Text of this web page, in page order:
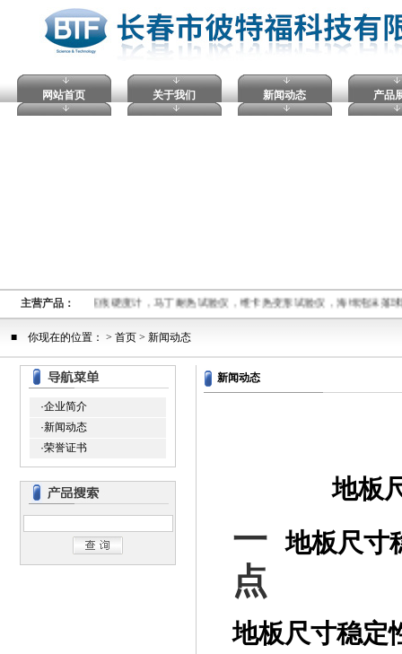
网站首页 关于我们 新闻动态 产品
主营产品：
试验仪，塑料球压痕硬度计，马丁耐热试验仪，维卡热变形试验仪，海绵泡沫落
■ 你现在的位置： > 首页 > 新闻动态
·企业简介
·新闻动态
·荣誉证书
新闻动态
地板
一地板尺寸
点
地板尺寸稳定